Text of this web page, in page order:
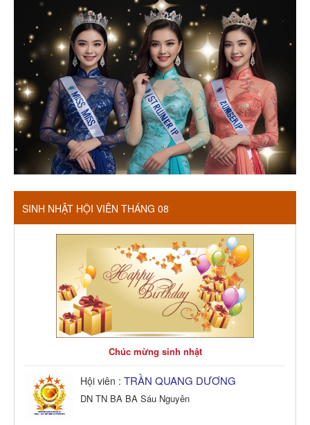
SINH NHẬT HỘI VIÊN THÁNG 08
Chúc mừng sinh nhật
Hội viên : TRẦN QUANG DƯƠNG
DN TN BA BA Sáu Nguyên